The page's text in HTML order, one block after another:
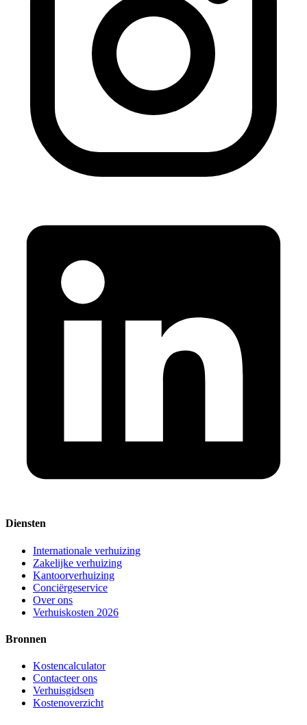
Diensten
Internationale verhuizing
Zakelijke verhuizing
Kantoorverhuizing
Conciërgeservice
Over ons
Verhuiskosten 2026
Bronnen
Kostencalculator
Contacteer ons
Verhuisgidsen
Kostenoverzicht